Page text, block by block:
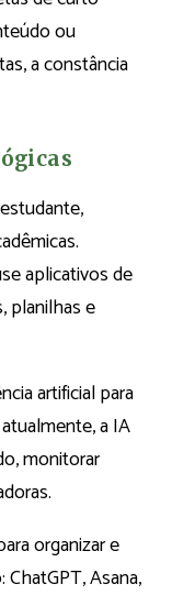
ou
a constância
aplicativos de
planilhas e
artificial para
a IA
monitorar
organizar e
Asana,